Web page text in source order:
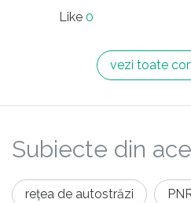
Like 0
vezi toate
Subiecte din
rețea de autostrăzi